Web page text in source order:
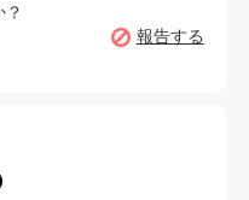
報告する